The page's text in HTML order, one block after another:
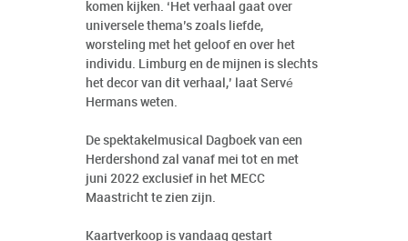
komen kijken. ‘Het verhaal gaat over
universele thema’s zoals liefde,
worsteling met het geloof en over het
individu. Limburg en de mijnen is slechts
het decor van dit verhaal,’ laat Servé
Hermans weten.
De spektakelmusical Dagboek van een
Herdershond zal vanaf mei tot en met
juni 2022 exclusief in het MECC
Maastricht te zien zijn.
Kaartverkoop is vandaag gestart